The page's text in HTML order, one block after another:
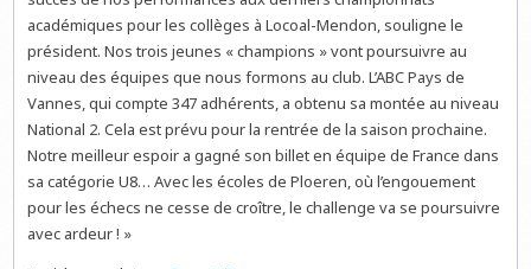
académiques pour les collèges à Locoal-Mendon, souligne le
président. Nos trois jeunes « champions » vont poursuivre au
niveau des équipes que nous formons au club. L’ABC Pays de
Vannes, qui compte 347 adhérents, a obtenu sa montée au niveau
National 2. Cela est prévu pour la rentrée de la saison prochaine.
Notre meilleur espoir a gagné son billet en équipe de France dans
sa catégorie U8… Avec les écoles de Ploeren, où l’engouement
pour les échecs ne cesse de croître, le challenge va se poursuivre
avec ardeur ! »